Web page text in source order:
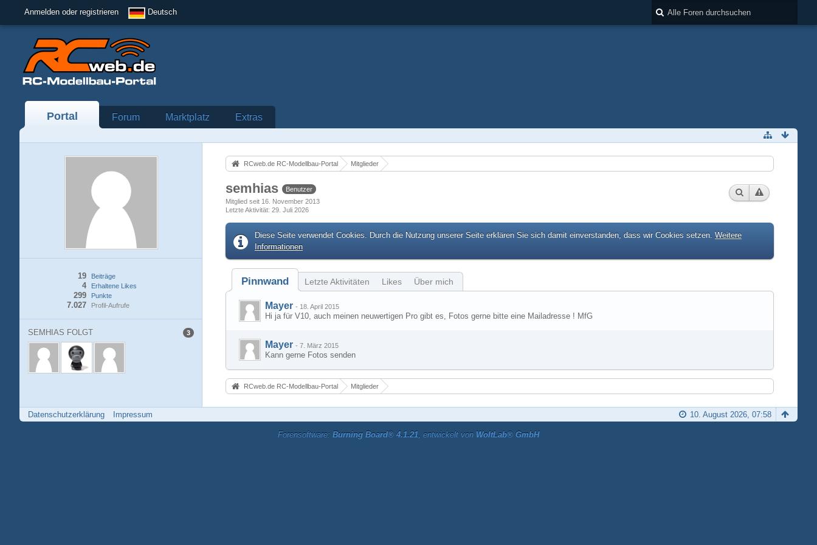
Anmelden oder registrieren Deutsch
Portal Forum Marktplatz Extras
Beiträge
19
Erhaltene Likes
4
Punkte
299
Profil-Aufrufe
7.027
SEMHIAS FOLGT 3
RCweb.de RC-Modellbau-Portal Mitglieder
semhias
Benutzer
Mitglied seit 16. November 2013
Letzte Aktivität 29. Juli 2026
Diese Seite verwendet Cookies. Durch die Nutzung unserer Seite erklären Sie sich damit einverstanden, dass wir Cookies setzen. Weitere
Informationen
Pinnwand Letzte Aktivitäten Likes Über mich
Mayer - 18. April 2015
Hi ja für V10, auch meinen neuwertigen Pro gibt es, Fotos gerne bitte eine Mailadresse ! MfG
Mayer - 7. März 2015
Kann gerne Fotos senden
RCweb.de RC-Modellbau-Portal Mitglieder
Datenschutzerklärung Impressum 10. August 2026, 07:58
Forensoftware: Burning Board® 4.1.21, entwickelt von WoltLab® GmbH